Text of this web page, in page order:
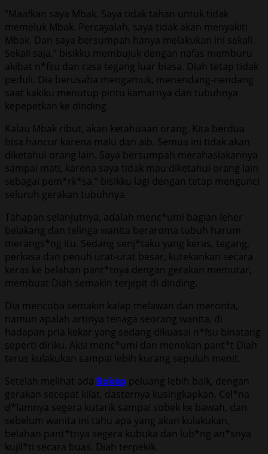
“Maafkan saya Mbak. Saya tidak tahan untuk tidak
memeluk Mbak. Percayalah, saya tidak akan menyakiti
Mbak. Dan saya bersumpah hanya melakukan ini sekali.
Sekali saja,” bisikku membujuk dengan nafas memburu
akibat n*fsu dan rasa tegang luar biasa. Diah tetap tidak
peduli. Dia berusaha mengamuk, menendang-nendang
saat kakiku menutup pintu kamarnya dan tubuhnya
kepepetkan ke dinding.
Kalau Mbak ribut, akan ketahuaan orang. Kita berdua
bisa hancur karena malu dan aib. Semua ini tidak akan
diketahui orang lain. Saya bersumpah merahasiakannya
sampai mati, karena saya tidak mau diketahui orang lain
sebagai pem*rk*sa,” bisikku lagi dengan tetap mengunci
seluruh gerakan tubuhnya.
Tahapan selanjutnya, adalah menc*umi bagian leher
belakang dan telinga wanita beraroma tubuh harum
merangs*ng itu. Sedang senj*taku yang keras, tegang,
perkasa dan penuh urat-urat besar, kutekankan secara
keras ke belahan pant*tnya dengan gerakan memutar,
membuat Diah semakin terjepit di dinding.
Dia mencoba semakin kalap melawan dan meronta,
namun apalah artinya tenaga seorang wanita, di
hadapan pria kekar yang sedang dikuasai n*fsu binatang
seperti diriku. Aksi menc*umi dan menekan pant*t Diah
terus kulakukan sampai lebih kurang sepuluh menit.
Setelah melihat ada Bokep peluang lebih baik, dengan
gerakan secepat kilat, dasternya kusingkapkan. Cel*na
d*lamnya segera kutarik sampai sobek ke bawah, dan
sebelum wanita ini tahu apa yang akan kulakukan,
belahan pant*tnya segera kubuka dan lub*ng an*snya
kujil*ti secara buas. Diah terpekik.